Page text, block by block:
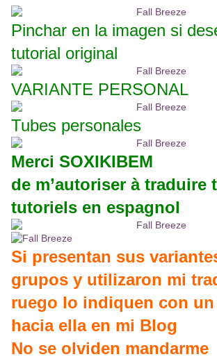
Pinchar en la imagen si
tutorial original
VARIANTE PERSONAL
Tubes personales
Merci SOXIKIBEM
de m’autoriser à traduire
tutoriels en espagnol
Si presentan sus
grupos y utilizaron mi
ruego lo indiquen con un
hacia ella en mi Blog
No se olviden mandarme